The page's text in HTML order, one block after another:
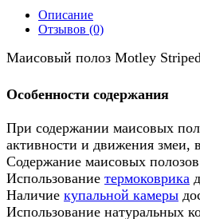
Описание
Отзывов (0)
Маисовый полоз Motley
Особенности содержания
При содержании маисовых
активности и движения змеи,
Содержание маисовых
Использование термоковрика
Наличие купальной камеры
Использование натуральных